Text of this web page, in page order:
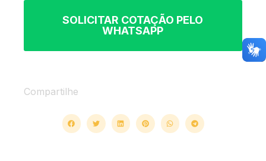
SOLICITAR COTAÇÃO PELO
WHATSAPP
Compartilhe